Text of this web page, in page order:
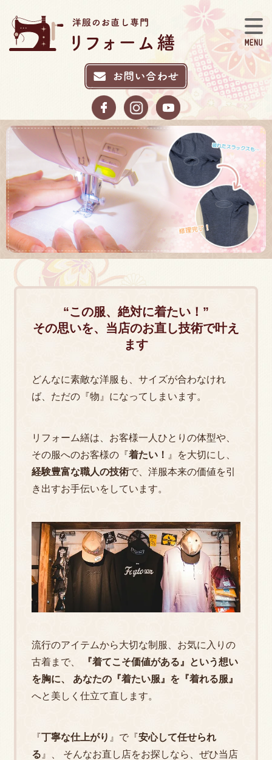
“この服、絶対に着たい！”
その思いを、当店のお直し技術で叶え
ます
どんなに素敵な洋服も、サイズが合わなけれ
ば、ただの『物』になってしまいます。
リフォーム繕は、お客様一人ひとりの体型や、
その服へのお客様の『着たい！ 』を大切にし、
経験豊富な職人の技術で、洋服本来の価値を引
き出すお手伝いをしています。
流行のアイテムから大切な制服、お気に入りの
古着まで、
『着てこそ価値がある』という想い
を胸に、 あなたの『着たい服』を『着れる服』
へと美しく仕立て直します。
『丁寧な仕上がり 』で『安心して任せられ
る 』、 そんなお直し店をお探しなら、ぜひ当店